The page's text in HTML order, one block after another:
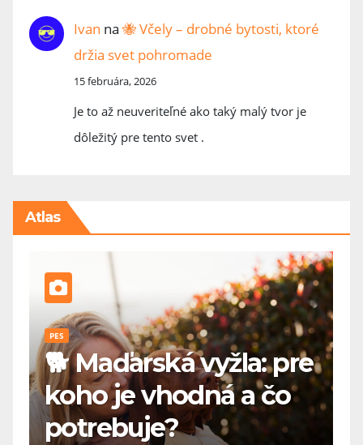
Ivan na🐝 Včely – drobné bytosti, ktoré
držia svet pohromade
15 februára, 2026
Je to až neuveriteľné ako taký malý tvor je
dôležitý pre tento svet .
Atlas
PES
🐕 Maďarská vyžla: pre
koho je vhodná a čo
potrebuje?